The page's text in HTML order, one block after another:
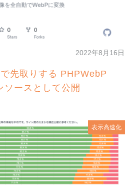
2022年8月16日
先取りする PHPWebP
ースとして公開
表示高速化